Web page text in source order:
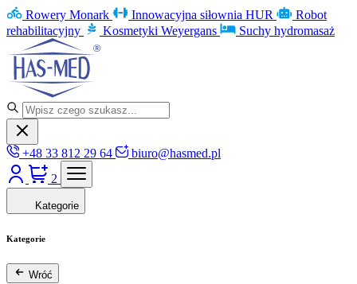
Rowery Monark Innowacyjna siłownia HUR
Robot
rehabilitacyjny
Kosmetyki Weyergans Suchy hydromasaż
+48 33 812 29 64
biuro@hasmed.pl
2
Kategorie
Kategorie
Wróć